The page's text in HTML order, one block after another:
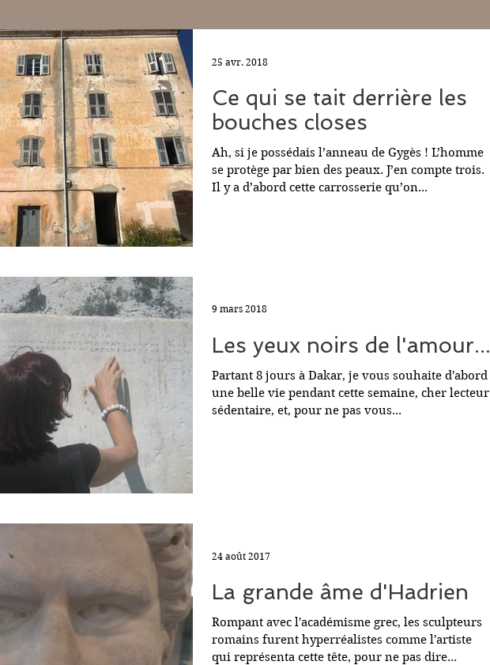
Ce qui se tait derrière les
bouches closes
Ah, si je possédais l’anneau de Gygès ! L’homme
se protège par bien des peaux. J’en compte trois.
Il y a d’abord cette carrosserie qu’on...
25 avr. 2018
Les yeux noirs de l'amour...
Partant 8 jours à Dakar, je vous souhaite d'abord
une belle vie pendant cette semaine, cher lecteur
sédentaire, et, pour ne pas vous...
9 mars 2018
La grande âme d'Hadrien
Rompant avec l'académisme grec, les sculpteurs
romains furent hyperréalistes comme l'artiste
qui représenta cette tête, pour ne pas dire...
24 août 2017